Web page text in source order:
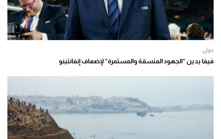
دولي
فيفا يدين “الجهود المنسقة والمستمرة” لإضعاف إنفانتينو